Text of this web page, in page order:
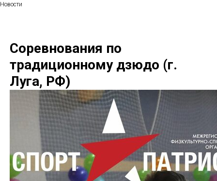
Новости
Соревнования по
традиционному дзюдо (г.
Луга, РФ)